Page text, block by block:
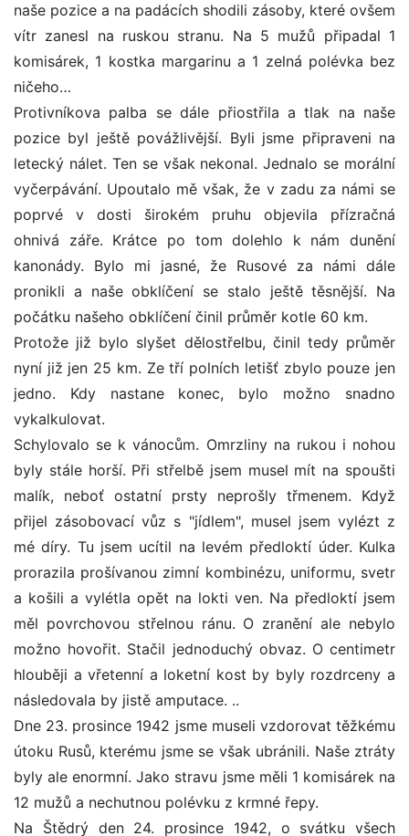
naše pozice a na padácích shodili zásoby, které ovšem
vítr zanesl na ruskou stranu. Na 5 mužů připadal 1
komisárek, 1 kostka margarinu a 1 zelná polévka bez
ničeho…
Protivníkova palba se dále přiostřila a tlak na naše
pozice byl ještě povážlivější. Byli jsme připraveni na
letecký nálet. Ten se však nekonal. Jednalo se morální
vyčerpávání. Upoutalo mě však, že v zadu za námi se
poprvé v dosti širokém pruhu objevila přízračná
ohnivá záře. Krátce po tom dolehlo k nám dunění
kanonády. Bylo mi jasné, že Rusové za námi dále
pronikli a naše obklíčení se stalo ještě těsnější. Na
počátku našeho obklíčení činil průměr kotle 60 km.
Protože již bylo slyšet dělostřelbu, činil tedy průměr
nyní již jen 25 km. Ze tří polních letišť zbylo pouze jen
jedno. Kdy nastane konec, bylo možno snadno
vykalkulovat.
Schylovalo se k vánocům. Omrzliny na rukou i nohou
byly stále horší. Při střelbě jsem musel mít na spoušti
malík, neboť ostatní prsty neprošly třmenem. Když
přijel zásobovací vůz s "jídlem", musel jsem vylézt z
mé díry. Tu jsem ucítil na levém předloktí úder. Kulka
prorazila prošívanou zimní kombinézu, uniformu, svetr
a košili a vylétla opět na lokti ven. Na předloktí jsem
měl povrchovou střelnou ránu. O zranění ale nebylo
možno hovořit. Stačil jednoduchý obvaz. O centimetr
hlouběji a vřetenní a loketní kost by byly rozdrceny a
následovala by jistě amputace. ..
Dne 23. prosince 1942 jsme museli vzdorovat těžkému
útoku Rusů, kterému jsme se však ubránili. Naše ztráty
byly ale enormní. Jako stravu jsme měli 1 komisárek na
12 mužů a nechutnou polévku z krmné řepy.
Na Štědrý den 24. prosince 1942, o svátku všech